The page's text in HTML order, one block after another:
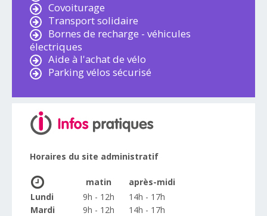
Covoiturage
Transport solidaire
Bornes de recharge - véhicules
électriques
Aide à l'achat de vélo
Parking vélos sécurisé
Horaires du site administratif
matin
après-midi
Lundi
9h - 12h
14h - 17h
Mardi
9h - 12h
14h - 17h